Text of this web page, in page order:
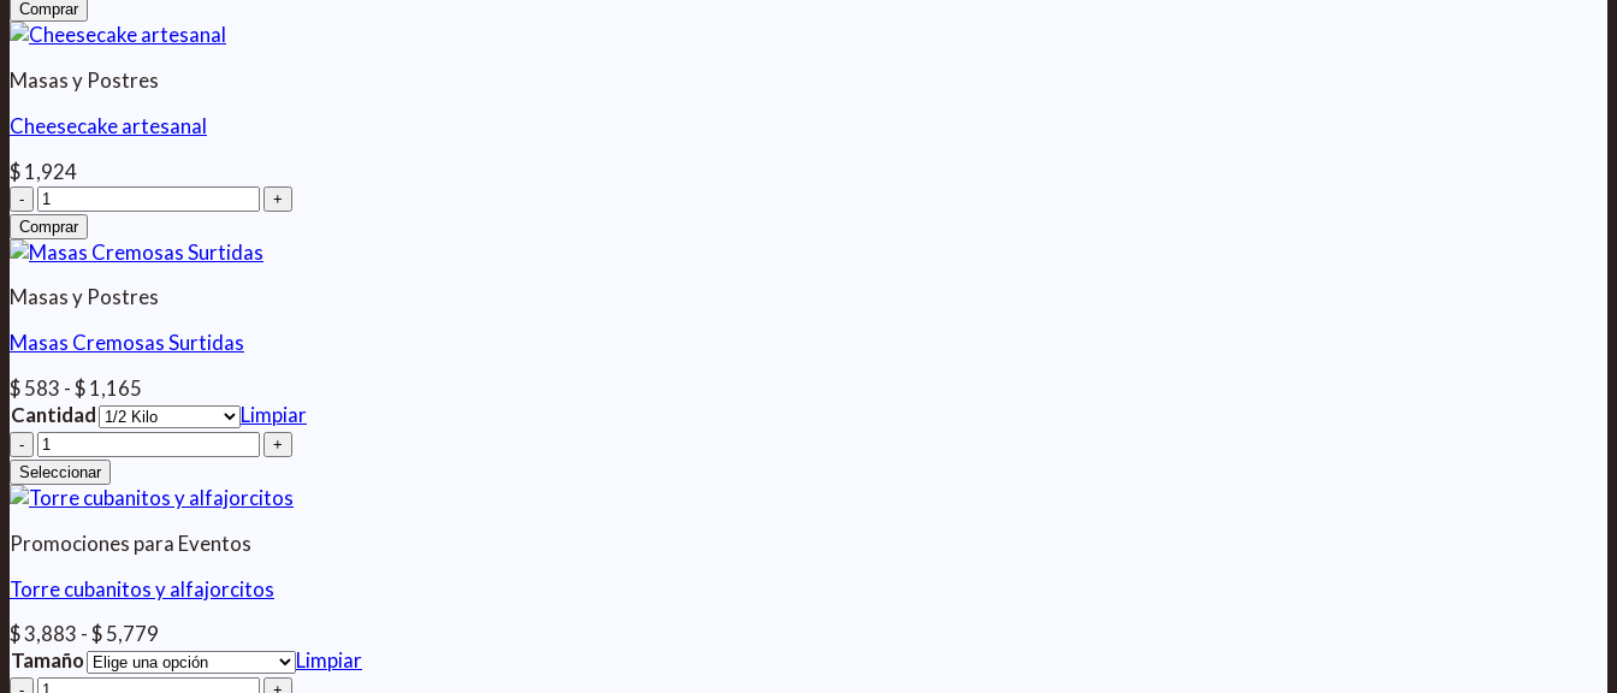
cantidad
Comprar
Masas y Postres
Cheesecake artesanal
$1,924
Cheesecake
artesanal
cantidad
Comprar
Masas y Postres
Masas Cremosas Surtidas
$583 -$1,165
de
precios:
desde
$ 583
hasta
$ 1,165
Cantidad
Limpiar
Masas
Cremosas
Surtidas
Seleccionar
Promociones para Eventos
Torre cubanitos y alfajorcitos
$3,883 -$5,779
de
precios:
Tamaño
Limpiar
Torre